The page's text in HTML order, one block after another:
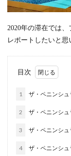
2020年の滞在では
レポートしたいと思
目次
1 ザ・ペニンシ
2 ザ・ペニンシ
3 ザ・ペニンシ
4 ザ・ペニンシ